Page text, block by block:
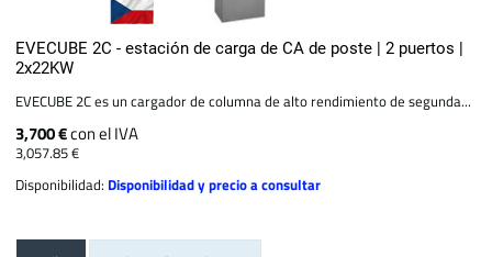
EVECUBE 2C - estación de carga de CA de poste | 2 puertos |
2x22KW
EVECUBE 2C es un cargador de columna de alto rendimiento de segunda...
3,700 €con el IVA
3,057.85 €
Disponibilidad: Disponibilidad y precio a consultar